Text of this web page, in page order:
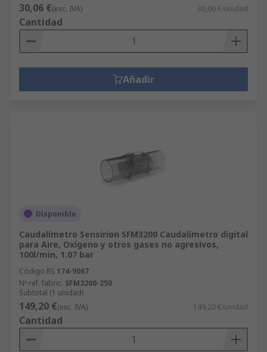
30,06 €(exc. IVA) 30,06 €/unidad
Cantidad
Añadir
Disponible
Caudalímetro Sensirion SFM3200 Caudalímetro digital
para Aire, Oxígeno y otros gases no agresivos,
100l/min, 1.07 bar
Código RS 174-9067
Nº ref. fabric. SFM3200-250
Subtotal (1 unidad)
149,20 €(exc. IVA) 149,20 €/unidad
Cantidad